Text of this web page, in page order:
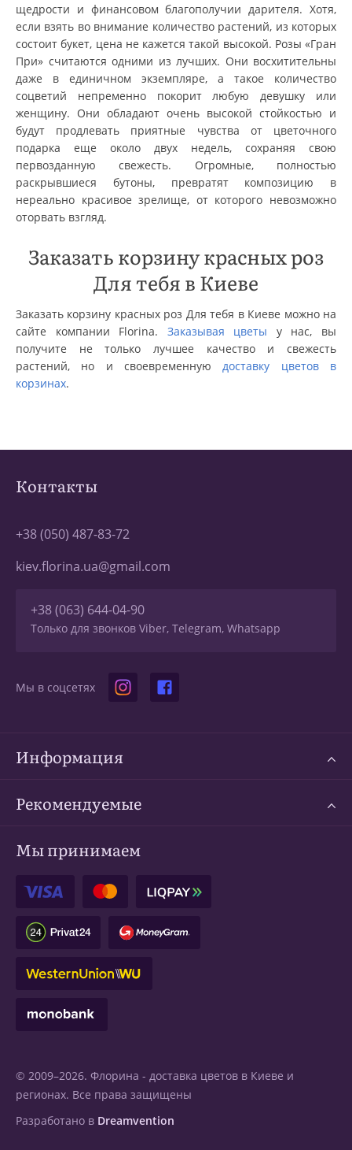
щедрости и финансовом благополучии дарителя. Хотя,
если взять во внимание количество растений, из которых
состоит букет, цена не кажется такой высокой. Розы «Гран
При» считаются одними из лучших. Они восхитительны
даже в единичном экземпляре, а такое количество
соцветий непременно покорит любую девушку или
женщину. Они обладают очень высокой стойкостью и
будут продлевать приятные чувства от цветочного
подарка еще около двух недель, сохраняя свою
первозданную свежесть. Огромные, полностью
раскрывшиеся бутоны, превратят композицию в
нереально красивое зрелище, от которого невозможно
оторвать взгляд.
Заказать корзину красных роз
Для тебя в Киеве
Заказать корзину красных роз Для тебя в Киеве можно на
сайте компании Florina. Заказывая цветы у нас, вы
получите не только лучшее качество и свежесть
растений, но и своевременнуюдоставку цветов в
корзинах.
Контакты
+38 (050) 487-83-72
kiev.florina.ua@gmail.com
+38 (063) 644-04-90
Только для звонков Viber, Telegram, Whatsapp
Мы в соцсетях
Информация
Рекомендуемые
Мы принимаем
© 2009–2026. Флорина - доставка цветов в Киеве и
регионах. Все права защищены
Разработано в Dreamvention